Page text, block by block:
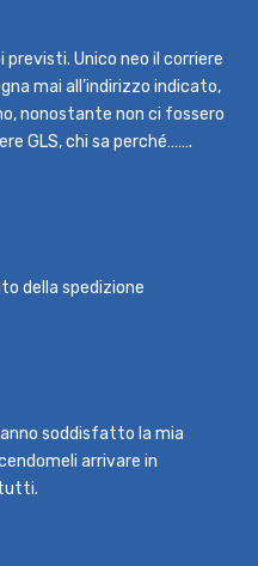
Unico neo il corriere
mai all’indirizzo indicato,
nonostante non ci fossero
GLS, chi sa perché…….
della spedizione
soddisfatto la mia
arrivare in
tutti.